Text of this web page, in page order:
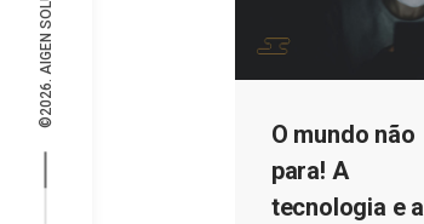
O mundo não
para! A
tecnologia e a